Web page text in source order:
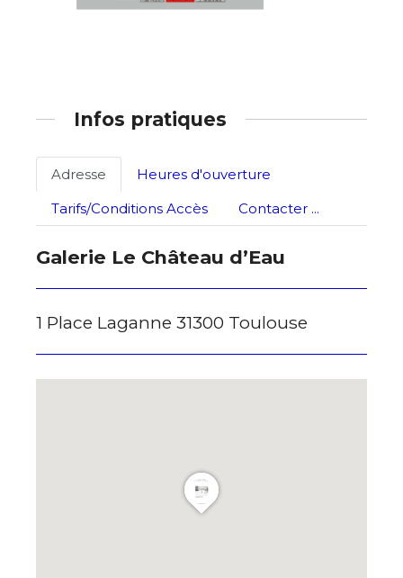
Infos pratiques
Adresse
Heures d'ouverture
Tarifs/Conditions Accès
Contacter ...
Galerie Le Château d’Eau
1 Place Laganne 31300 Toulouse